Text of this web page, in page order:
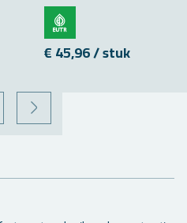
€ 45,96 / stuk
VOLGENDE